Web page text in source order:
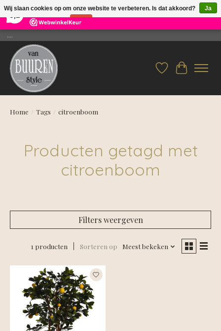
26 Reviews ×
....
Verlanglijst
Home / Tags / citroenboom
Producten getagd met
citroenboom
Filters weergeven
1 producten Sorteren op Meest bekeken
Wij slaan cookies op om onze website te verbeteren. Is dat akkoord?
Ja
Nee